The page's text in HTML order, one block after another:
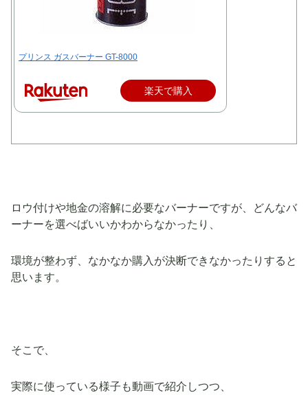
プリンス ガスバーナー GT-8000
楽天で購入
ロウ付けや地金の溶解に必要なバーナーですが、どんなバ
ーナーを選べばいいかわからなかったり、
環境が整わず、なかなか購入が決断できなかったりすると
思います。
そこで、
実際に使っている様子も動画で紹介しつつ、